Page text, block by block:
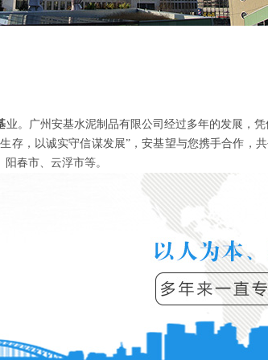
业。广州安基水泥制品有限公司经过多年的发展，
存，以诚实守信谋发展”，安基望与您携手合作，
春市、云浮市等。